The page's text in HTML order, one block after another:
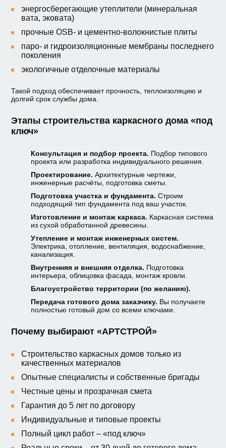
энергосберегающие утеплители (минеральная
вата, эковата)
прочные OSB- и цементно-волокнистые плиты
паро- и гидроизоляционные мембраны последнего
поколения
экологичные отделочные материалы
Такой подход обеспечивает прочность, теплоизоляцию и
долгий срок службы дома.
Этапы строительства каркасного дома «под
ключ»
Консультация и подбор проекта. Подбор типового
проекта или разработка индивидуального решения.
Проектирование. Архитектурные чертежи,
инженерные расчёты, подготовка сметы.
Подготовка участка и фундамента. Строим
подходящий тип фундамента под ваш участок.
Изготовление и монтаж каркаса. Каркасная система
из сухой обработанной древесины.
Утепление и монтаж инженерных систем.
Электрика, отопление, вентиляция, водоснабжение,
канализация.
Внутренняя и внешняя отделка. Подготовка
интерьера, облицовка фасада, монтаж кровли.
Благоустройство территории (по желанию).
Передача готового дома заказчику. Вы получаете
полностью готовый дом со всеми ключами.
Почему выбирают «АРТСТРОЙ»
Строительство каркасных домов только из
качественных материалов
Опытные специалисты и собственные бригады
Честные цены и прозрачная смета
Гарантия до 5 лет по договору
Индивидуальные и типовые проекты
Полный цикл работ – «под ключ»